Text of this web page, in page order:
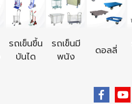
รถเข็นขึ้น
บันได
รถเข็นมี
พนัง
ดอลลี่